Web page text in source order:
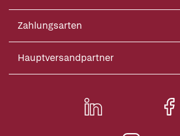
Zahlungsarten
Hauptversandpartner